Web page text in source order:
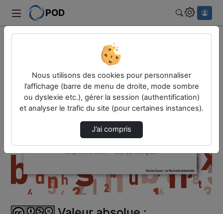
POD
Valeur absolue : équations et inéquations
Lire
la
Nous utilisons des cookies pour personnaliser
l’affichage (barre de menu de droite, mode sombre
ou dyslexie etc.), gérer la session (authentification)
et analyser le trafic du site (pour certaines instances).
J’ai compris